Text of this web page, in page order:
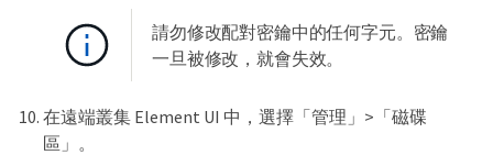
請勿修改配對密鑰中的任何字元。密鑰
一旦被修改，就會失效。
在遠端叢集 Element UI 中，選擇「管理」>「磁碟
區」。